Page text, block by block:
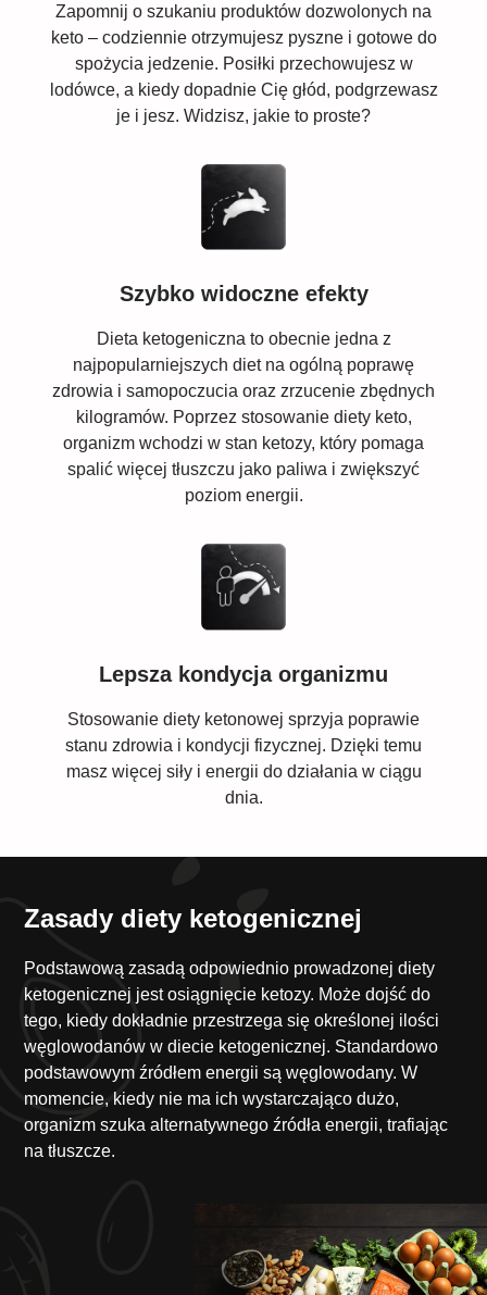
Zapomnij o szukaniu produktów dozwolonych na
keto – codziennie otrzymujesz pyszne i gotowe do
spożycia jedzenie. Posiłki przechowujesz w
lodówce, a kiedy dopadnie Cię głód, podgrzewasz
je i jesz. Widzisz, jakie to proste?
Szybko widoczne efekty
Dieta ketogeniczna to obecnie jedna z
najpopularniejszych diet na ogólną poprawę
zdrowia i samopoczucia oraz zrzucenie zbędnych
kilogramów. Poprzez stosowanie diety keto,
organizm wchodzi w stan ketozy, który pomaga
spalić więcej tłuszczu jako paliwa i zwiększyć
poziom energii.
Lepsza kondycja organizmu
Stosowanie diety ketonowej sprzyja poprawie
stanu zdrowia i kondycji fizycznej. Dzięki temu
masz więcej siły i energii do działania w ciągu
dnia.
Zasady diety ketogenicznej
Podstawową zasadą odpowiednio prowadzonej diety
ketogenicznej jest osiągnięcie ketozy. Może dojść do
tego, kiedy dokładnie przestrzega się określonej ilości
węglowodanów w diecie ketogenicznej. Standardowo
podstawowym źródłem energii są węglowodany. W
momencie, kiedy nie ma ich wystarczająco dużo,
organizm szuka alternatywnego źródła energii, trafiając
na tłuszcze.